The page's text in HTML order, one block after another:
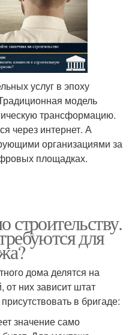
услуг в эпоху
модель
трансформацию.
через интернет. А
организациями за
площадках.
строительству.
для
дома делятся на
от них зависит штат
в бригаде:
значение само